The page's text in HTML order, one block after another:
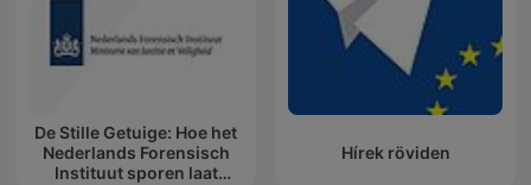
De Stille Getuige: Hoe het
Nederlands Forensisch
Instituut sporen laat
Hírek röviden